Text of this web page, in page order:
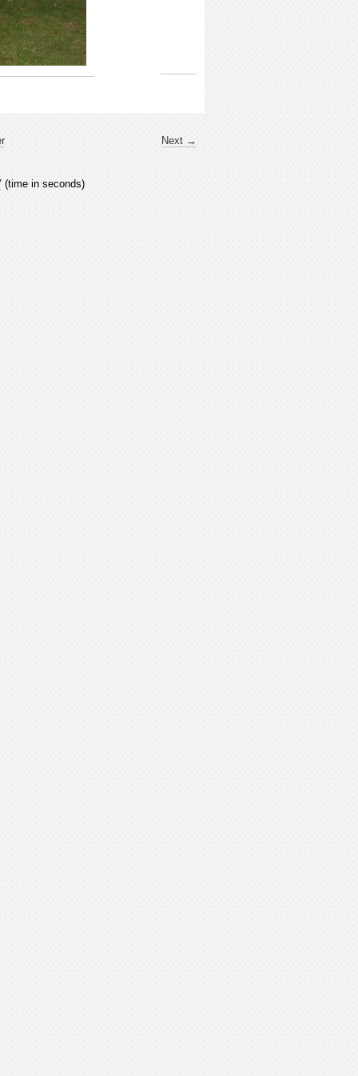
Next →
(time in seconds)